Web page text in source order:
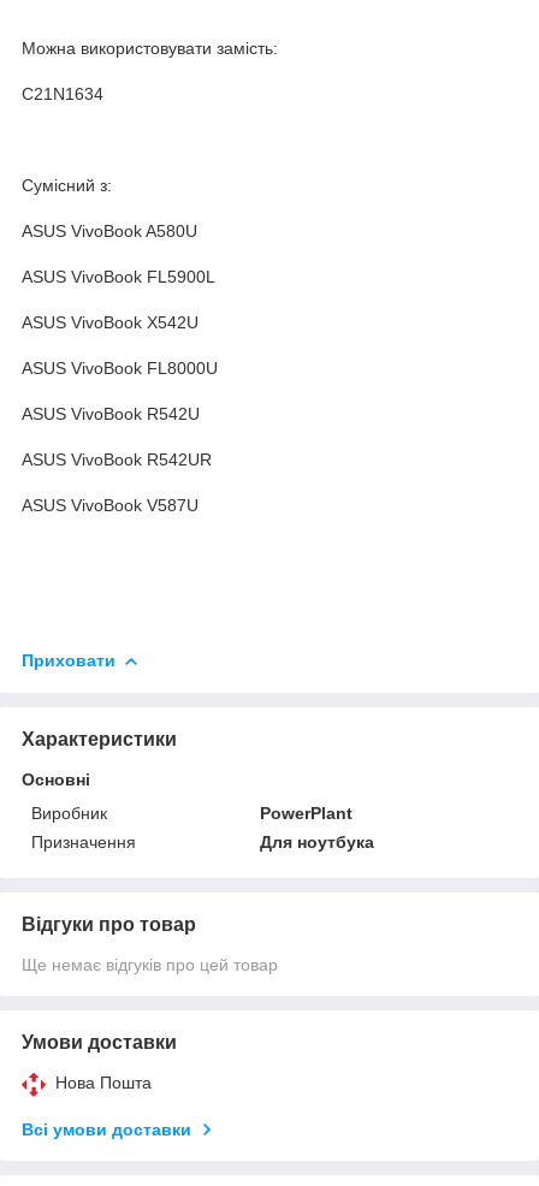
Можна використовувати замість:
C21N1634
Сумісний з:
ASUS VivoBook A580U
ASUS VivoBook FL5900L
ASUS VivoBook X542U
ASUS VivoBook FL8000U
ASUS VivoBook R542U
ASUS VivoBook R542UR
ASUS VivoBook V587U
Приховати
Характеристики
Основні
Виробник
PowerPlant
Призначення
Для ноутбука
Відгуки про товар
Ще немає відгуків про цей товар
Умови доставки
Нова Пошта
Всі умови доставки